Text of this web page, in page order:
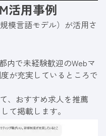
活用事例
模言語モデル）が活用さ
内で未経験歓迎のWebマ
が充実しているところで
、おすすめ求人を推薦
て掲載します。